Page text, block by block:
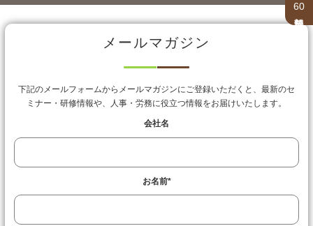
60
メールマガジン
下記のメールフォームからメールマガジンにご登録いただくと、最新のセ
ミナー・研修情報や、人事・労務に役立つ情報をお届けいたします。
会社名
お名前*